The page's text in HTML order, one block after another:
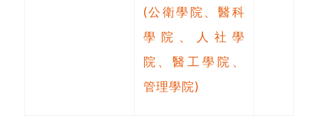
(公衛學院、醫科
學院、人社學
院、醫工學院、
管理學院)